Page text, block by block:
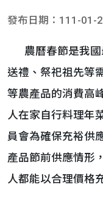
發布日期：111-01-
農曆春節是我國
送禮、祭祀祖先等
等農產品的消費高
人在家自行料理年
員會為確保充裕供
產品節前供應情形
人都能以合理價格